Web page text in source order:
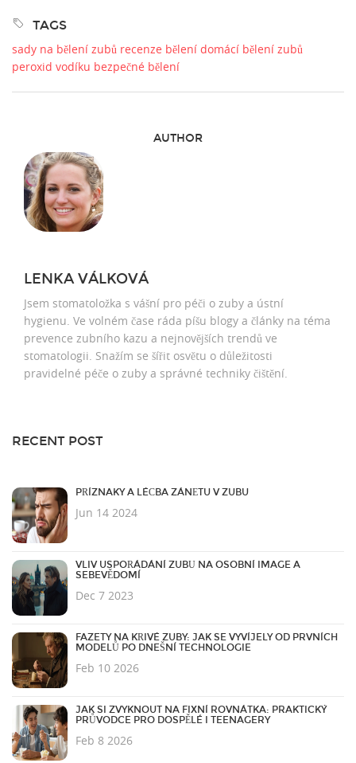
TAGS
sady na bělení zubů recenze bělení domácí bělení zubů
peroxid vodíku bezpečné bělení
AUTHOR
LENKA VÁLKOVÁ
Jsem stomatoložka s vášní pro péči o zuby a ústní
hygienu. Ve volném čase ráda píšu blogy a články na téma
prevence zubního kazu a nejnovějších trendů ve
stomatologii. Snažím se šířit osvětu o důležitosti
pravidelné péče o zuby a správné techniky čištění.
RECENT POST
PŘÍZNAKY A LÉČBA ZÁNĚTU V ZUBU
Jun 14 2024
VLIV USPOŘÁDÁNÍ ZUBŮ NA OSOBNÍ IMAGE A
SEBEVĚDOMÍ
Dec 7 2023
FAZETY NA KŘIVÉ ZUBY: JAK SE VYVÍJELY OD PRVNÍCH
MODELŮ PO DNEŠNÍ TECHNOLOGIE
Feb 10 2026
JAK SI ZVYKNOUT NA FIXNÍ ROVNÁTKA: PRAKTICKÝ
PRŮVODCE PRO DOSPĚLÉ I TEENAGERY
Feb 8 2026